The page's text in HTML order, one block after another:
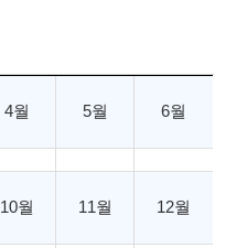
4월 5월 6월
10월 11월 12월